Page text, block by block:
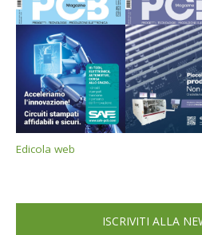
Edicola web
ISCRIVITI ALLA